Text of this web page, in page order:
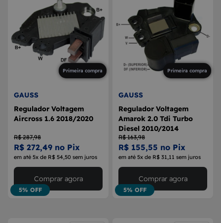
Primeira compra
GAUSS
Regulador Voltagem
Aircross 1.6 2018/2020
R$ 287,98
R$ 272,49 no Pix
em até 5x de R$ 54,50 sem juros
5% OFF
Comprar agora
Primeira compra
GAUSS
Regulador Voltagem
Amarok 2.0 Tdi Turbo
Diesel 2010/2014
R$ 163,98
R$ 155,55 no Pix
em até 5x de R$ 31,11 sem juros
5% OFF
Comprar agora